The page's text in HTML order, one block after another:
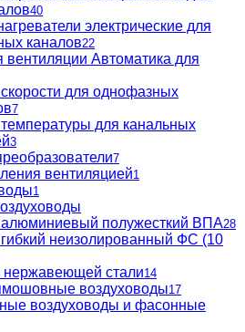
40
электрические для
каналов22
Автоматика для
для однофазных
7
для канальных
3
7
вентиляцией1
1
алюминиевый полужесткий ВПА28
неизолированный ФС (10
нержавеющей стали14
воздуховоды17
воздуховоды и фасонные